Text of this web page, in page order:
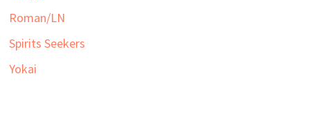
Roman/LN
Spirits Seekers
Yokai